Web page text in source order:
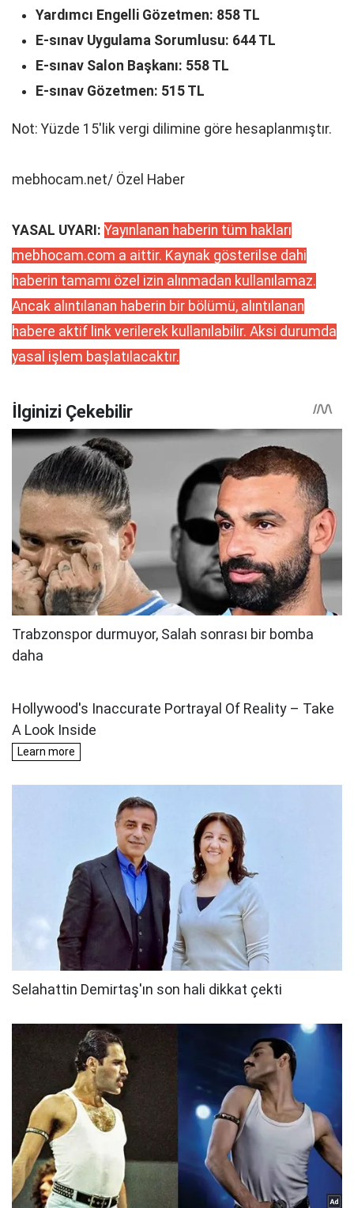
Yardımcı Engelli Gözetmen: 858 TL
E-sınav Uygulama Sorumlusu: 644 TL
E-sınav Salon Başkanı: 558 TL
E-sınav Gözetmen: 515 TL
Not: Yüzde 15'lik vergi dilimine göre hesaplanmıştır.
mebhocam.net/ Özel Haber
YASAL UYARI: Yayınlanan haberin tüm hakları
mebhocam.com a aittir. Kaynak gösterilse dahi
haberin tamamı özel izin alınmadan kullanılamaz.
Ancak alıntılanan haberin bir bölümü, alıntılanan
habere aktif link verilerek kullanılabilir. Aksi durumda
yasal işlem başlatılacaktır.